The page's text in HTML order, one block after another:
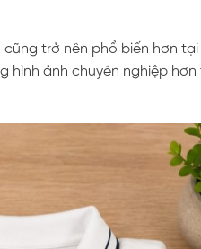
trở nên phổ biến hơn tại
hình ảnh chuyên nghiệp